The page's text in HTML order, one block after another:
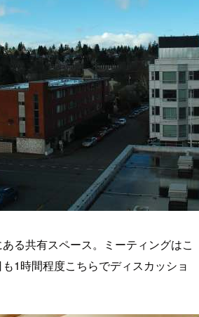
る共有スペース。ミーティングはこ
1時間程度こちらでディスカッショ